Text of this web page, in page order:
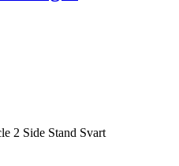
2 Side Stand Svart